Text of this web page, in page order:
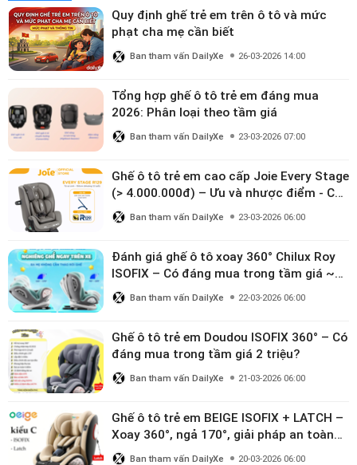
Quy định ghế trẻ em trên ô tô và mức
phạt cha mẹ cần biết
Ban tham vấn DailyXe 26-03-2026 14:00
Tổng hợp ghế ô tô trẻ em đáng mua
2026: Phân loại theo tầm giá
Ban tham vấn DailyXe 23-03-2026 07:00
Ghế ô tô trẻ em cao cấp Joie Every Stage
(> 4.000.000đ) – Ưu và nhược điểm - Có
đáng đầu tư cho bé từ 0–12 tuổi?
Ban tham vấn DailyXe 23-03-2026 06:00
Đánh giá ghế ô tô xoay 360° Chilux Roy
ISOFIX – Có đáng mua trong tầm giá ~3
triệu
Ban tham vấn DailyXe 22-03-2026 06:00
Ghế ô tô trẻ em Doudou ISOFIX 360° – Có
đáng mua trong tầm giá 2 triệu?
Ban tham vấn DailyXe 21-03-2026 06:00
Ghế ô tô trẻ em BEIGE ISOFIX + LATCH –
Xoay 360°, ngả 170°, giải pháp an toàn
linh hoạt cho bé 0–10 tuổi
Ban tham vấn DailyXe 20-03-2026 06:00